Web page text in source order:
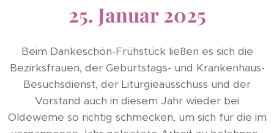
25. Januar 2025
Beim Dankeschön-Frühstück ließen es sich die
Bezirksfrauen, der Geburtstags- und Krankenhaus-
Besuchsdienst, der Liturgieausschuss und der
Vorstand auch in diesem Jahr wieder bei
Oldeweme so richtig schmecken, um sich für die im